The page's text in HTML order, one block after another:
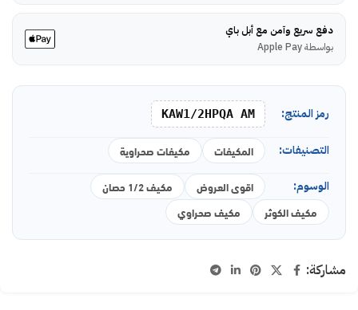
دفع سريع وآمن مع أبل باي
بواسطة Apple Pay
رمز المنتج: KAW1/2HPQA AM
التصنيفات: المكيفات مكيفات صحراوية
الوسوم: اقوى العروض
مكيف 1/2 حصان
مكيف الكوثر
مكيف صحراوي
مشاركة: